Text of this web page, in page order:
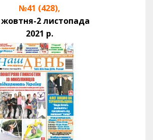
№41 (428),
жовтня-2 листопада
2021 р.